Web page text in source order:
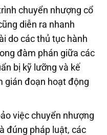
chuyển nhượng cổ
diễn ra nhanh
do các thủ tục hành
đàm phán giữa các
bị kỹ lưỡng và kế
gián đoạn hoạt động
việc chuyển nhượng
đúng pháp luật, các